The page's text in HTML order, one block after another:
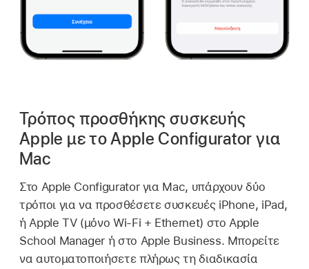
Τρόπος προσθήκης συσκευής
Apple με το Apple Configurator για
Mac
Στο Apple Configuratorγια Mac, υπάρχουν δύο
τρόποι για να προσθέσετε συσκευές iPhone, iPad,
ήApple TV(μόνο Wi-Fi + Ethernet) στο Apple
School Manager ή στο Apple Business. Μπορείτε
να αυτοματοποιήσετε πλήρως τη διαδικασία